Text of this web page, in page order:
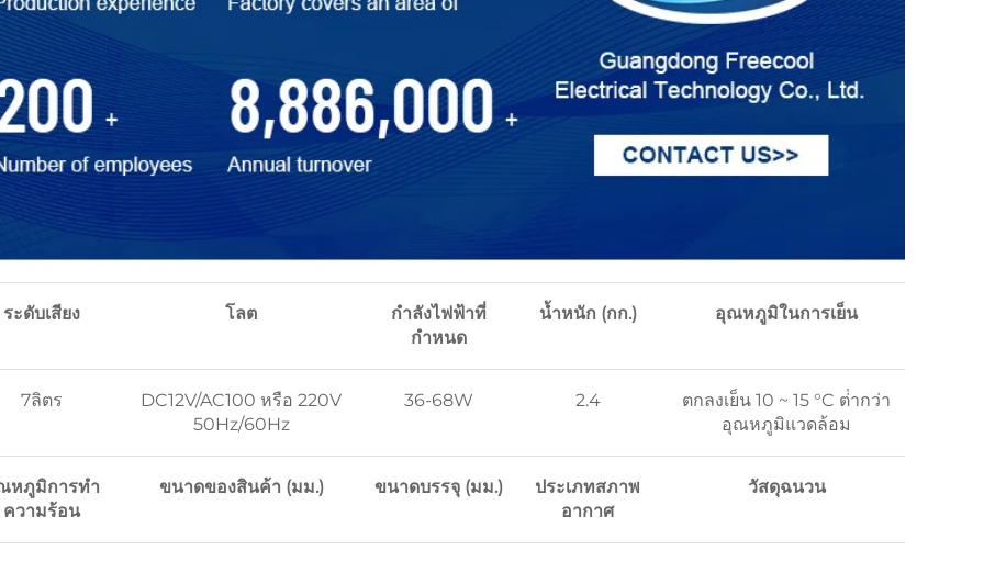
ระดับเสียง โลต
กำลังไฟฟ้าที่
กำหนด
น้ำหนัก (กก.) อุณหภูมิในการเย็น
7ลิตร
DC12V/AC100 หรือ 220V
50Hz/60Hz
36-68W 2.4
ตกลงเย็น 10 ~ 15 °C ต่ํากว่า
อุณหภูมิแวดล้อม
หภูมิการทํา
ความร้อน
ขนาดของสินค้า (มม.) ขนาดบรรจุ (มม.)
ประเภทสภาพ
อากาศ
วัสดุฉนวน